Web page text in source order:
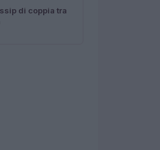
di coppia tra